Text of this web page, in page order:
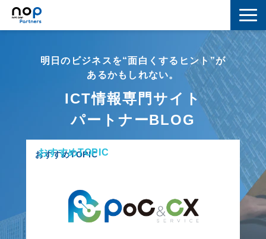
マーケティング
セキュリティ
コラボレーション
IT用語解説
明日のビジネスを“面白くするヒント”が
あるかもしれない。
ICT情報専門サイト
パートナーBLOG
おすすめTOPIC
おすすめTOPIC